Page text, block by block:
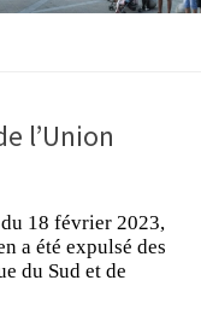
l’Union
18 février 2023,
a été expulsé des
du Sud et de